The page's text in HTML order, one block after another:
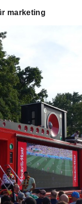
marketing